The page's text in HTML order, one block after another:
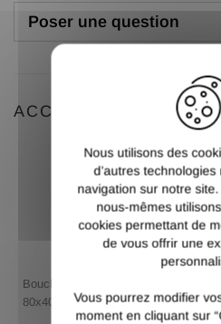
Poser une question
ACCESSOIRES
Bouchon rectangle plastique
80x40
Nous utilisons des
d’autres
navigation sur notre
nous-mêmes
cookies permettant de
de vous offrir une
Vous pourrez modifier
moment en cliquant sur